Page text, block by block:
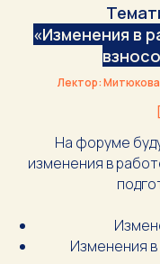
«Изменения в
Лектор:
На форуме
изменения в
Изменения